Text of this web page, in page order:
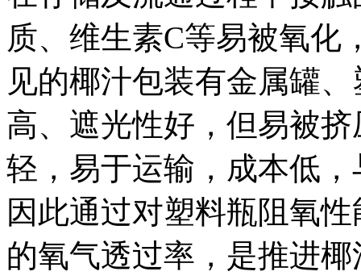
质、维生素C等易被氧化
见的椰汁包装有金属罐
高、遮光性好，但易被
轻，易于运输，成本低
因此通过对塑料瓶阻氧
的氧气透过率，是推进